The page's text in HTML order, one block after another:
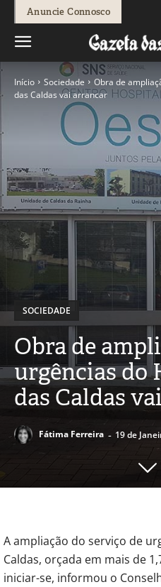
Anuncie Connosco
Início Sociedade
Obra de
das Caldas vai arrancar
SOCIEDADE
Obra de
urgências do
das Caldas
Fátima Ferreira - 19 de
A ampliação do serviço de
Caldas, orçada em mais de
iniciar-se, informou o